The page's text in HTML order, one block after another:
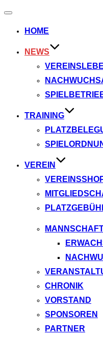
Navigation
HOME
NEWS
TRAINING
VEREIN
CHRONIK
VORSTAND
SPONSOREN
PARTNER